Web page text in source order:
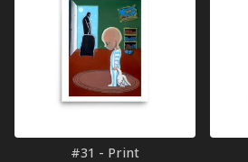
#31 - Print